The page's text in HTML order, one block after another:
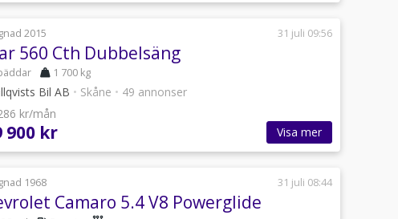
2015 31 juli 09:56
560 Cth Dubbelsäng
1 700 kg
Bil AB • Skåne • 49 annonser
kr/mån
900 kr Visa mer
1968 31 juli 08:44
Camaro 5.4 V8 Powerglide